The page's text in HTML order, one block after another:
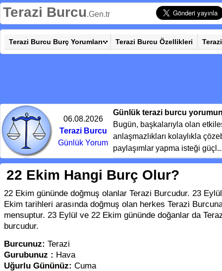
Terazi Burcu.Gen.tr
Terazi Burcu Burç Yorumları Terazi Burcu Özellikleri
06.08.2026
Terazi Burcu
Günlük Yorum
Günlük terazi burcu
Bugün, başkalarıyla olan
anlaşmazlıkları kolaylıkla
paylaşımlar yapma isteği
22 Ekim Hangi Burç Olur?
22 Ekim gününde doğmuş olanlar Terazi Burcudur. 23
Ekim tarihleri arasında doğmuş olan herkes Terazi
mensuptur. 23 Eylül ve 22 Ekim gününde doğanlar da
burcudur.
Burcunuz: Terazi
Gurubunuz : Hava
Uğurlu Gününüz: Cuma